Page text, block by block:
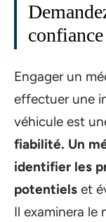
Engager un
effectuer une
véhicule est
fiabilité. Un
identifier les
potentiels et
Il examinera le